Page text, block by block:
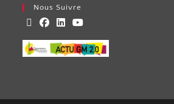
Nous Suivre